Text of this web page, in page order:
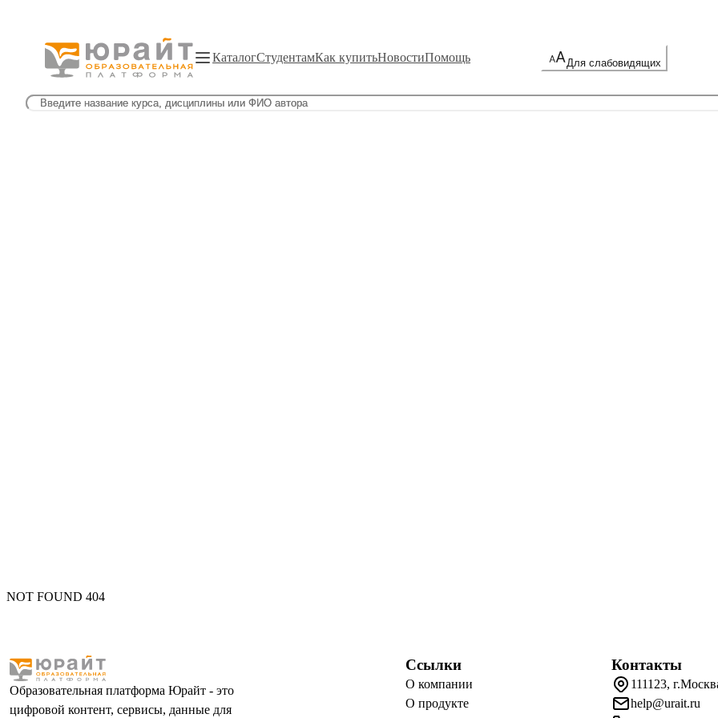
КаталогСтудентамКак купитьНовостиПомощь Для слабовидящих
NOT FOUND 404
Образовательная платформа Юрайт - это
цифровой контент, сервисы, данные для
Ссылки
О компании
О продукте
Контакты
111123,
help@urait.ru